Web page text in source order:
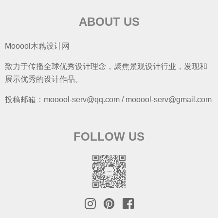
ABOUT US
Mooool木藕设计网
致力于传播全球优秀设计理念，聚焦景观设计行业，发现和
展示优秀的设计作品。
投稿邮箱：mooool-serv@qq.com / mooool-serv@gmail.com
FOLLOW US